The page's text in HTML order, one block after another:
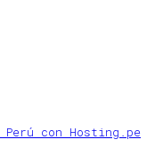
con Hosting.pe